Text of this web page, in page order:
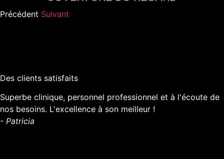
Précédent Suivant
Des clients satisfaits
Superbe clinique, personnel professionnel et à l'écoute de
nos besoins. L'excellence à son meilleur !
- Patricia